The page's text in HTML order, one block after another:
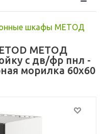
шкафы МЕТОД
МЕТОД
с дв/фр пнл -
морилка 60x60